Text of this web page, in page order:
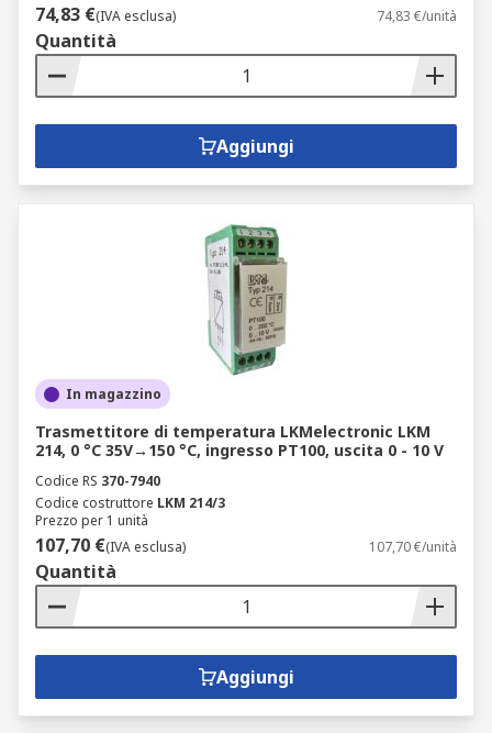
74,83 €(IVA esclusa) 74,83 €/unità
Quantità
Aggiungi
In magazzino
Trasmettitore di temperatura LKMelectronic LKM
214, 0 °C 35V→150 °C, ingresso PT100, uscita 0 - 10 V
Codice RS 370-7940
Codice costruttore LKM 214/3
Prezzo per 1 unità
107,70 €(IVA esclusa) 107,70 €/unità
Quantità
Aggiungi